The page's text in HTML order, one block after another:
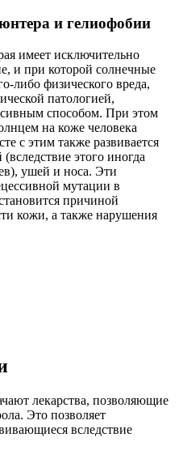
и гелиофобии
имеет исключительно
и при которой солнечные
либо физического вреда,
патологией,
способом. При этом
на коже человека
с этим также развивается
этого иногда
ушей и носа. Эти
мутации в
причиной
кожи, а также нарушения
лекарства, позволяющие
Это позволяет
вследствие